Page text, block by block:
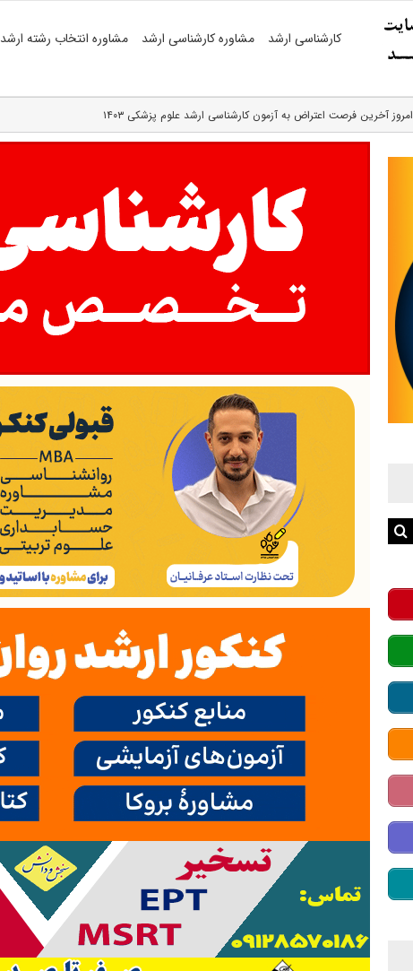
کارشناسی ارشد مشاوره کارشناسی ارشد مشاوره انتخاب رشته ارشد
امروز آخرین فرصت اعتراض به آزمون کارشناسی ارشد علوم پزشکی ۱۴۰۳